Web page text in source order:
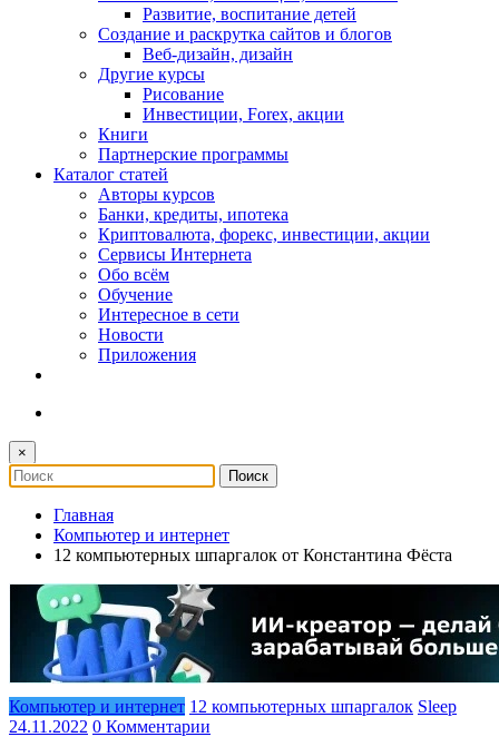
Развитие, воспитание детей
Создание и раскрутка сайтов и блогов
Веб-дизайн, дизайн
Другие курсы
Рисование
Инвестиции, Forex, акции
Книги
Партнерские программы
Каталог статей
Авторы курсов
Банки, кредиты, ипотека
Криптовалюта, форекс, инвестиции, акции
Сервисы Интернета
Обо всём
Обучение
Интересное в сети
Новости
Приложения
×
Главная
Компьютер и интернет
12 компьютерных шпаргалок от Константина Фёста
Компьютер и интернет 12 компьютерных шпаргалок Sleep
24.11.2022 0 Комментарии